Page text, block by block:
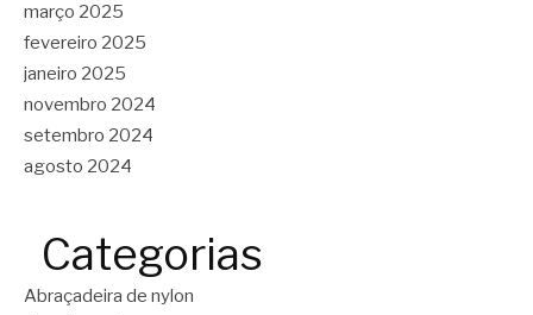
março 2025
fevereiro 2025
janeiro 2025
novembro 2024
setembro 2024
agosto 2024
Categorias
Abraçadeira de nylon